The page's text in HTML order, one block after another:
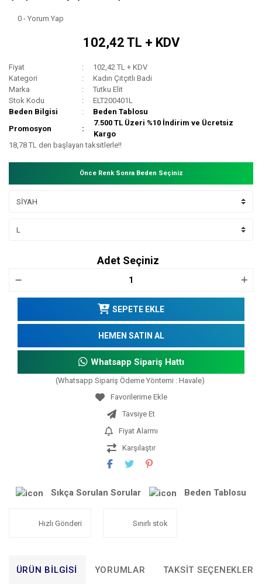
0 - Yorum Yap
102,42 TL + KDV
Fiyat
102,42 TL + KDV
Kategori
Kadın Çıtçıtlı Badi
Marka
Tutku Elit
Stok Kodu
ELT200401L
Beden Bilgisi
Beden Tablosu
Promosyon
7.500 TL Üzeri %10 İndirim ve Ücretsiz
Kargo
18,78 TL den başlayan taksitlerle!!
Önce Renk Sonra Beden Seçiniz
Adet Seçiniz
SEPETE EKLE
HEMEN SATIN AL
Whatsapp Sipariş Hattı
(Whatsapp Sipariş Ödeme Yöntemi : Havale)
Tavsiye Et
Fiyat Alarmı
Karşılaştır
Sıkça Sorulan Sorular Beden Tablosu
Hızlı Gönderi Sınırlı stok
ÜRÜN BILGISI YORUMLAR TAKSIT SEÇENEKLERI